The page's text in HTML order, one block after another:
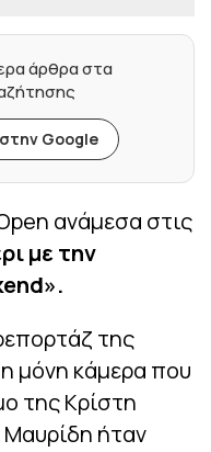
άρθρα στα
Google
ανάμεσα στις
με την
της
μόνη κάμερα που
της Κρίστη
Μαυρίδη ήταν